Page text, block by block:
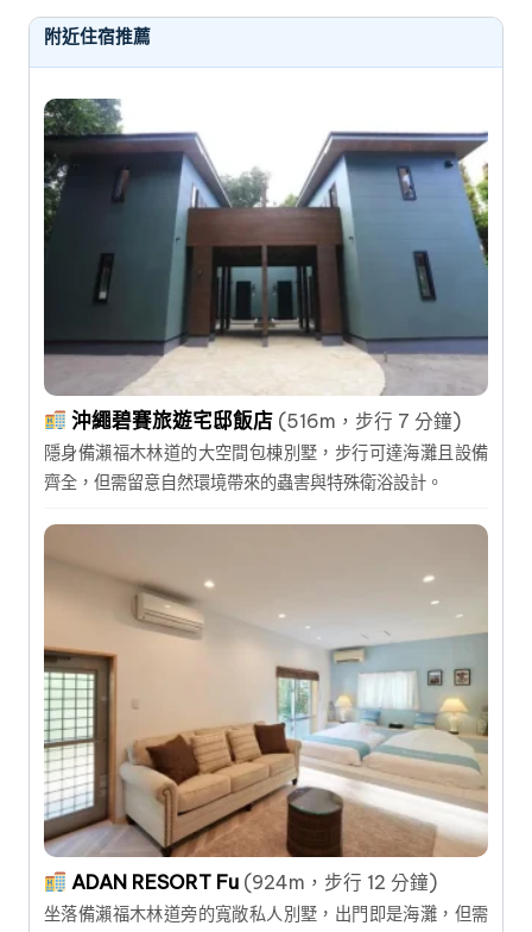
附近住宿推薦
沖繩碧賽旅遊宅邸飯店 (516m，步行 7 分鐘)
隱身備瀨福木林道的大空間包棟別墅，步行可達海灘且設備
齊全，但需留意自然環境帶來的蟲害與特殊衛浴設計。
ADAN RESORT Fu (924m，步行 12 分鐘)
坐落備瀨福木林道旁的寬敞私人別墅，出門即是海灘，但需